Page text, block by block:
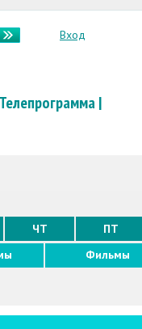
Вход
Телепрограмма|
ЧТ
ПТ
Фильмы